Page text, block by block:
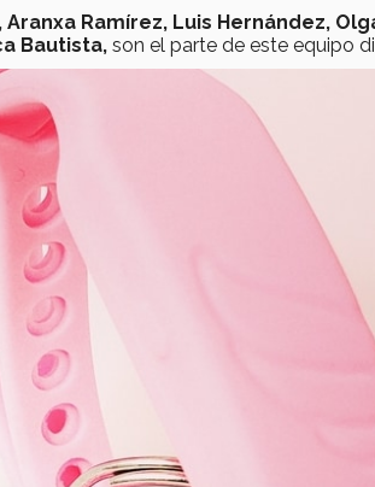
Ramírez, Luis Hernández,
Bautista, son el parte de este equipo